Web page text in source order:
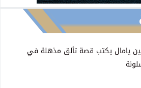
يامال يكتب قصة تألق مذهلة في